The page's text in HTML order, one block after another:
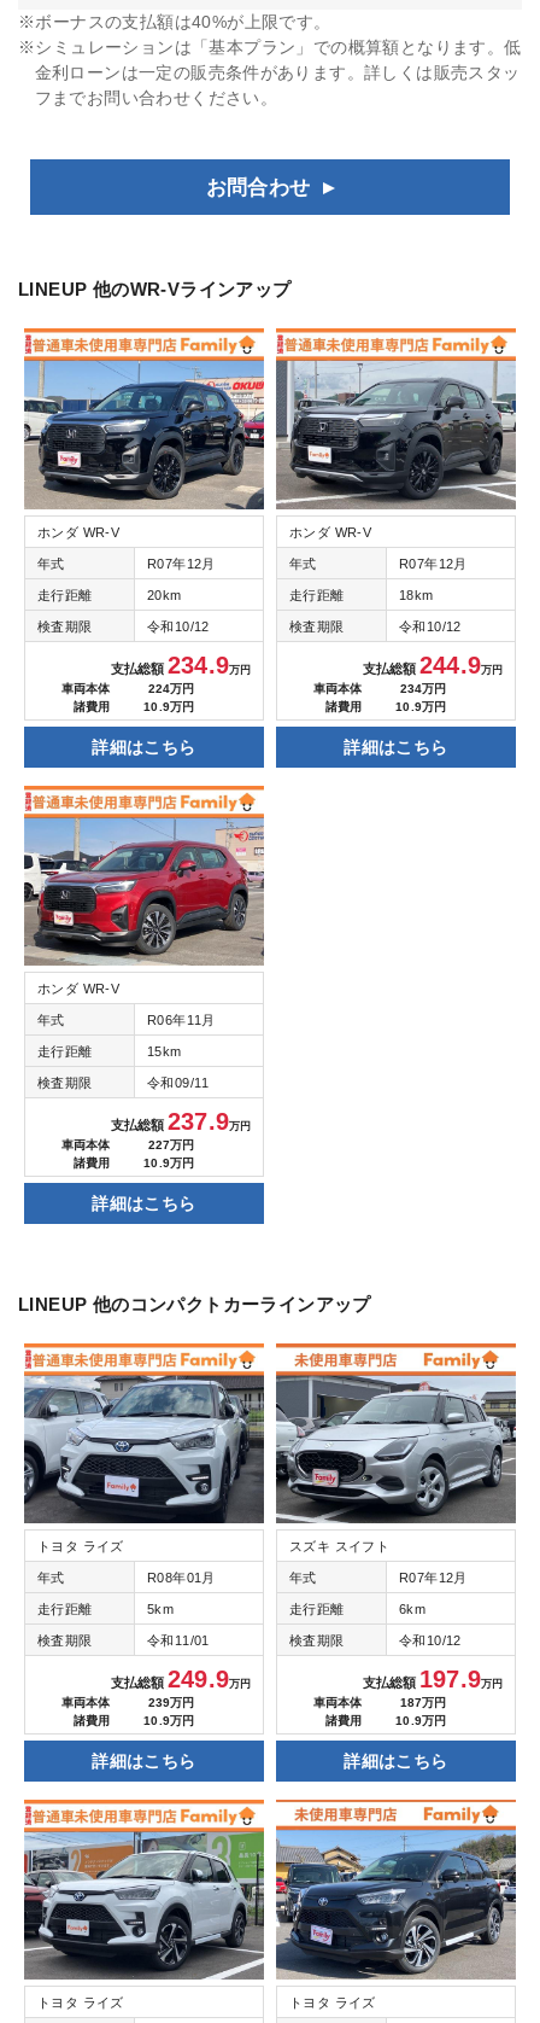
ボーナスの支払額は40%が上限です。
シミュレーションは「基本プラン」での概算額となります。低
金利ローンは一定の販売条件があります。詳しくは販売スタッ
フまでお問い合わせください。
お問合わせ
LINEUP 他のWR-Vラインアップ
ホンダ WR-V
年式 R07年12月
走行距離 20km
検査期限 令和10/12
支払総額234.9万円
車両本体
224万円
諸費用
10.9万円
詳細はこちら
ホンダ WR-V
年式 R07年12月
走行距離 18km
検査期限 令和10/12
支払総額244.9万円
車両本体
234万円
諸費用
10.9万円
詳細はこちら
ホンダ WR-V
年式 R06年11月
走行距離 15km
検査期限 令和09/11
支払総額237.9万円
車両本体
227万円
諸費用
10.9万円
詳細はこちら
LINEUP 他のコンパクトカーラインアップ
トヨタ ライズ
年式 R08年01月
走行距離 5km
検査期限 令和11/01
支払総額249.9万円
車両本体
239万円
諸費用
10.9万円
詳細はこちら
スズキ スイフト
年式 R07年12月
走行距離 6km
検査期限 令和10/12
支払総額 197.9万円
車両本体
187万円
諸費用
10.9万円
詳細はこちら
トヨタ ライズ トヨタ ライズ